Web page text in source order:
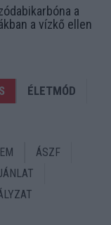
a
a vízkő ellen
ÉLETMÓD
ÁSZF